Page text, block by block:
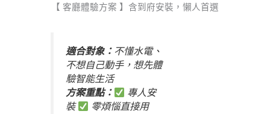
【 客廳體驗方案 】含到府安裝，懶人首選
適合對象： 不懂水電、
不想自己動手，想先體
驗智能生活
方案重點：
️ 專人安
裝
️ 零煩惱直接用